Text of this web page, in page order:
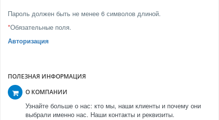
Пароль должен быть не менее 6 символов длиной.
*Обязательные поля.
Авторизация
ПОЛЕЗНАЯ ИНФОРМАЦИЯ
О КОМПАНИИ
Узнайте больше о нас: кто мы, наши клиенты и почему они
выбрали именно нас. Наши контакты и реквизиты.